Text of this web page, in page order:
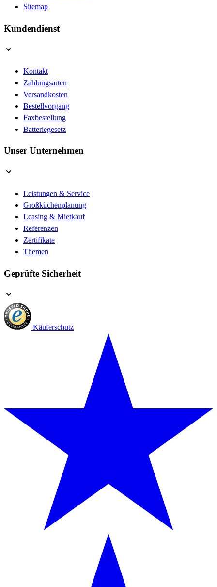
Sitemap
Kundendienst
Kontakt
Zahlungsarten
Versandkosten
Bestellvorgang
Faxbestellung
Batteriegesetz
Unser Unternehmen
Leistungen & Service
Großküchenplanung
Leasing & Mietkauf
Referenzen
Zertifikate
Themen
Geprüfte Sicherheit
Käuferschutz